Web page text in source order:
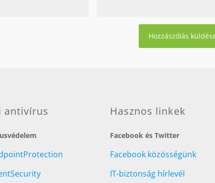
antivírus Hasznos linkek
Facebook és Twitter
Facebook közösségünk
IT-biztonság hírlevél